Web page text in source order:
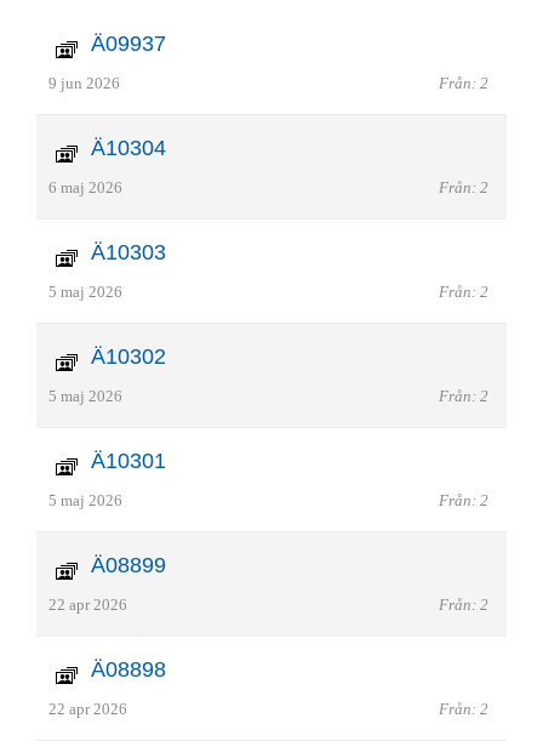
Ä09937
9 jun 2026 Från: 2
Ä10304
6 maj 2026 Från: 2
Ä10303
5 maj 2026 Från: 2
Ä10302
5 maj 2026 Från: 2
Ä10301
5 maj 2026 Från: 2
Ä08899
22 apr 2026 Från: 2
Ä08898
22 apr 2026 Från: 2